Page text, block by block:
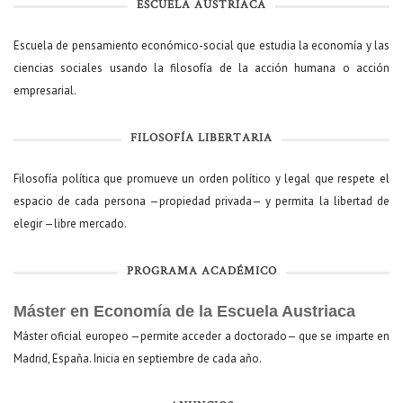
ESCUELA AUSTRIACA
Escuela de pensamiento económico-social que estudia la economía y las
ciencias sociales usando la filosofía de la acción humana o acción
empresarial.
FILOSOFÍA LIBERTARIA
Filosofía política que promueve un orden político y legal que respete el
espacio de cada persona —propiedad privada— y permita la libertad de
elegir —libre mercado.
PROGRAMA ACADÉMICO
Máster en Economía de la Escuela Austriaca
Máster oficial europeo —permite acceder a doctorado— que se imparte en
Madrid, España. Inicia en septiembre de cada año.